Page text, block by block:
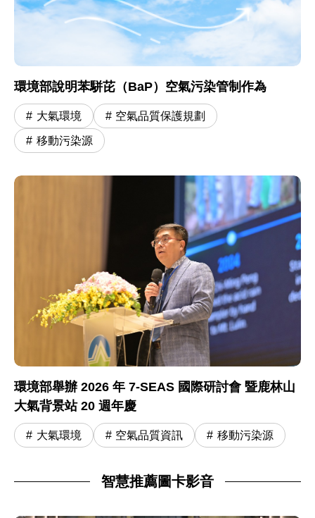
環境部說明苯駢芘（BaP）空氣污染管制作為
大氣環境 空氣品質保護規劃
移動污染源
環境部舉辦 2026 年 7-SEAS 國際研討會 暨鹿林山
大氣背景站 20 週年慶
大氣環境 空氣品質資訊 移動污染源
智慧推薦圖卡影音